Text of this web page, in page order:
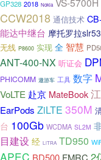
GP328 2018 Nokia
CCW2018 通信技术
能达中继台 摩托罗拉
无线 P8600 实现 全 智慧
ANT-400-NX 听证会
PHICOMM 遨游车 工具 数字
VoLTE 赴京 MateBook
EarPods ZiLTE 350M
台 100Gb WCDMA SL2M
目建设 经 LiTRA TD950
APEC BD500 FMRC 2